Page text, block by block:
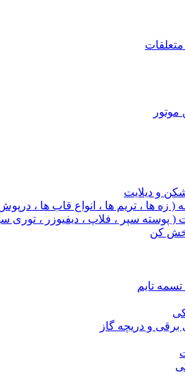
و دیلایت
( زه ها ، تریم ها ، انواع قاب ها ،
( پوسته سپر ، فلاپ ، دیفیوزر ، توری
کن
تسمه تایم
برقی و دریچه گاز